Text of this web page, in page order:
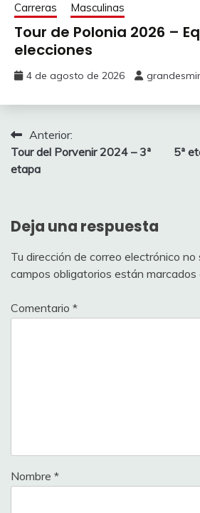
Carreras Masculinas
Tour de Polonia 2026 –
elecciones
4 de agosto de 2026
Navegación
de
Anterior:
Tour del Porvenir 2024 – 3ª
etapa
5ª
Deja una respuesta
Tu dirección de correo electrónico no
campos obligatorios están marcados
Comentario *
Nombre *